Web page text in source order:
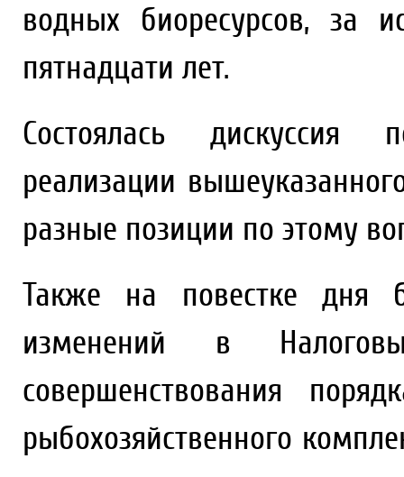
водных биоресурсов, за
пятнадцати лет.
Состоялась дискуссия
реализации
разные позиции по этому
Также на повестке дня
изменений в
совершенствования
рыбохозяйственного